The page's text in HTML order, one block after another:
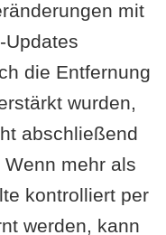
mit
Updates
die Entfernung
wurden,
abschließend
mehr als
kontrolliert per
werden, kann